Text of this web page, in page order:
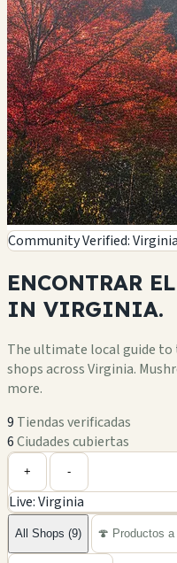
Community Verified: Virginia
ENCONTRAR EL
IN VIRGINIA.
The ultimate local guide to
shops across Virginia.
more.
9 Tiendas verificadas
6Ciudades cubiertas
−
+ -
Live: Virginia
All Shops (9) 🍄 Productos